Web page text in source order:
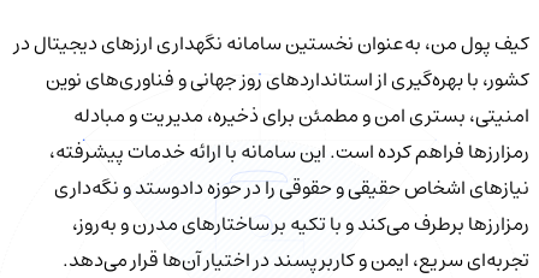
کیف‌ پول من، به‌عنوان نخستین سامانه نگهداری ارزهای دیجیتال در
کشور، با بهره‌گیری از استانداردهای روز جهانی و فناوری‌های نوین
امنیتی، بستری امن و مطمئن برای ذخیره، مدیریت و مبادله
رمزارزها فراهم کرده است. این سامانه با ارائه خدمات پیشرفته،
نیازهای اشخاص حقیقی و حقوقی را در حوزه دادوستد و نگه‌داری
رمزارزها برطرف می‌کند و با تکیه بر ساختارهای مدرن و به‌روز،
تجربه‌ای سریع، ایمن و کاربرپسند در اختیار آن‌ها قرار می‌دهد.